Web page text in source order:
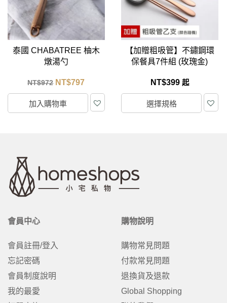
泰國 CHABATREE 柚木
燉湯勺
NT$972 NT$797
加入購物車
【加贈粗吸管】不鏽鋼環
保餐具7件組 (玫瑰金)
NT$399起
選擇規格
會員中心
會員註冊/登入
忘記密碼
會員制度說明
我的最愛
購物說明
購物常見問題
付款常見問題
退換貨及退款
Global Shopping